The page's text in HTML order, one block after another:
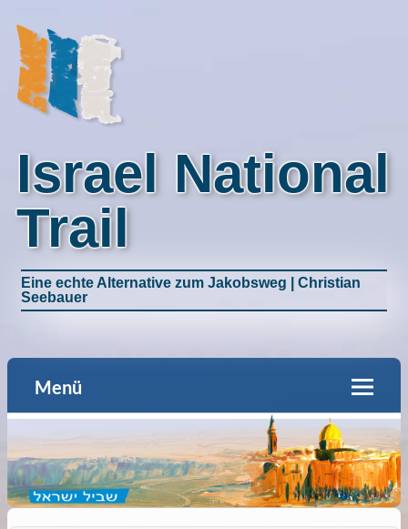
Israel National
Trail
Eine echte Alternative zum Jakobsweg | Christian
Seebauer
Menü